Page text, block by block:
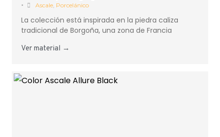
• Ascale, Porcelánico
La colección está inspirada en la piedra caliza
tradicional de Borgoña, una zona de Francia
Ver material →